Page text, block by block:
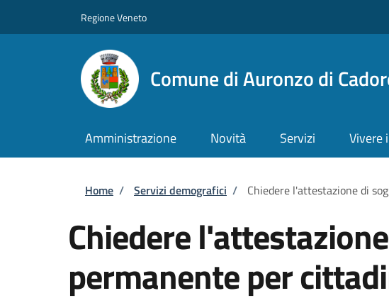
Regione Veneto
Comune di Auronzo di
Amministrazione Novità Servizi Vivere
Briciole di pane
Home / Servizi demografici / Chiedere l'attestazione di
Chiedere
permanente per